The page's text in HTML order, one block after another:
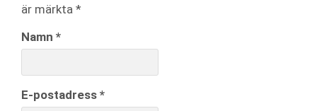
är märkta *
Namn *
E-postadress *